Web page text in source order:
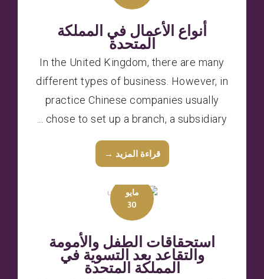
أنواع الأعمال في المملكة
المتحدة
In the United Kingdom, there are many
different types of business. However, in
practice Chinese companies usually
chose to set up a branch, a subsidiary ...
قراءة المزيد →
مايو
30
استحقاقات الطفل والأمومة
والتقاعد بعد التسوية في
المملكة المتحدة